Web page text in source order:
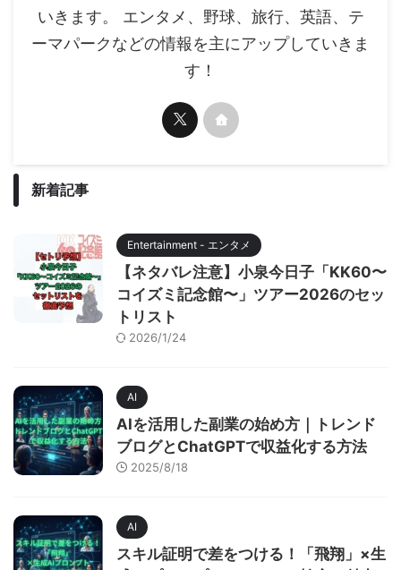
いきます。 エンタメ、野球、旅行、英語、テ
ーマパークなどの情報を主にアップしていきま
す！
新着記事
Entertainment - エンタメ
【ネタバレ注意】小泉今日子「KK60〜
コイズミ記念館〜」ツアー2026のセッ
トリスト
2026/1/24
AI
AIを活用した副業の始め方｜トレンド
ブログとChatGPTで収益化する方法
2025/8/18
AI
スキル証明で差をつける！「飛翔」×生